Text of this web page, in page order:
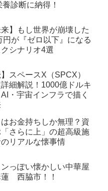
診断に納得！
来】もし世界が崩壊した
円が『ゼロ以下』になる
シナリオ4選
】スペースX（SPCX）
細解説！1000億ドルキ
・宇宙インフラで描く
はお金持ちしか無理？資
さらに上」の超高級施
リアルな懐事情
っぽい懐かしい中華屋
西脇市！！